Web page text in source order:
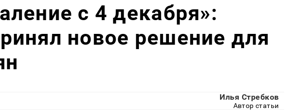
с 4 декабря»:
новое решение для
Илья Стребков
Автор статьи